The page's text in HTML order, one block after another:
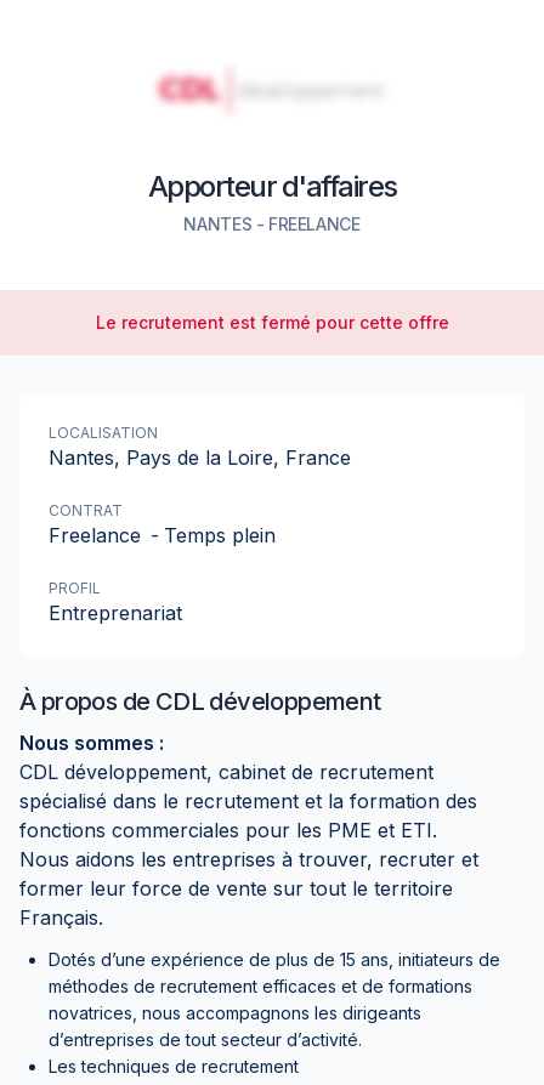
Apporteur d'affaires
NANTES - FREELANCE
Le recrutement est fermé pour cette offre
À propos de CDL développement
Nous sommes :
CDL développement, cabinet de recrutement
spécialisé dans le recrutement et la formation des
fonctions commerciales pour les PME et ETI.
Nous aidons les entreprises à trouver, recruter et
former leur force de vente sur tout le territoire
Français.
Dotés d’une expérience de plus de 15 ans, initiateurs de
méthodes de recrutement efficaces et de formations
novatrices, nous accompagnons les dirigeants
d’entreprises de tout secteur d’activité.
Les techniques de recrutement
LOCALISATION
Nantes, Pays de la Loire, France
CONTRAT
Freelance - Temps plein
PROFIL
Entreprenariat